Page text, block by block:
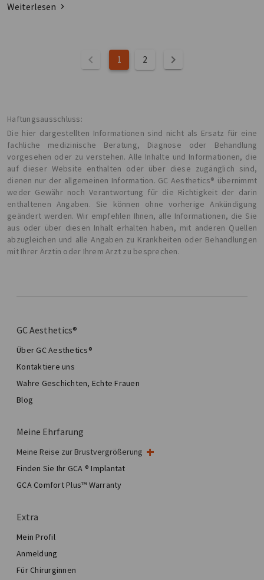
Weiterlesen
1 2
Haftungsausschluss:
Die hier dargestellten Informationen sind nicht als Ersatz für eine
fachliche medizinische Beratung, Diagnose oder Behandlung
vorgesehen oder zu verstehen. Alle Inhalte und Informationen, die
auf dieser Website enthalten oder über diese zugänglich sind,
dienen nur der allgemeinen Information. GC Aesthetics® übernimmt
weder Gewähr noch Verantwortung für die Richtigkeit der darin
enthaltenen Angaben. Sie können ohne vorherige Ankündigung
geändert werden. Wir empfehlen Ihnen, alle Informationen, die Sie
aus oder über diesen Inhalt erhalten haben, mit anderen Quellen
abzugleichen und alle Angaben zu Krankheiten oder Behandlungen
mit Ihrer Ärztin oder Ihrem Arzt zu besprechen.
GC Aesthetics®
Über GC Aesthetics®
Kontaktiere uns
Wahre Geschichten, Echte Frauen
Blog
Meine Ehrfarung
Meine Reise zur Brustvergrößerung
Meine Brustoperation
Ästhetische Brustchirurgie
Total Breast Reconstruction™
Finden Sie Ihr GCA ® Implantat
GCA Comfort Plus™ Warranty
Extra
Mein Profil
Anmeldung
Für Chirurginnen